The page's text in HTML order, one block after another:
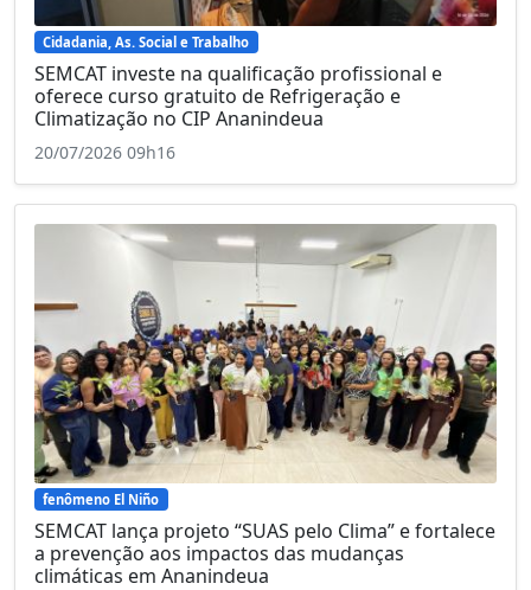
Cidadania, As. Social e Trabalho
SEMCAT investe na qualificação profissional e
oferece curso gratuito de Refrigeração e
Climatização no CIP Ananindeua
20/07/2026 09h16
fenômeno El Niño
SEMCAT lança projeto “SUAS pelo Clima” e fortalece
a prevenção aos impactos das mudanças
climáticas em Ananindeua